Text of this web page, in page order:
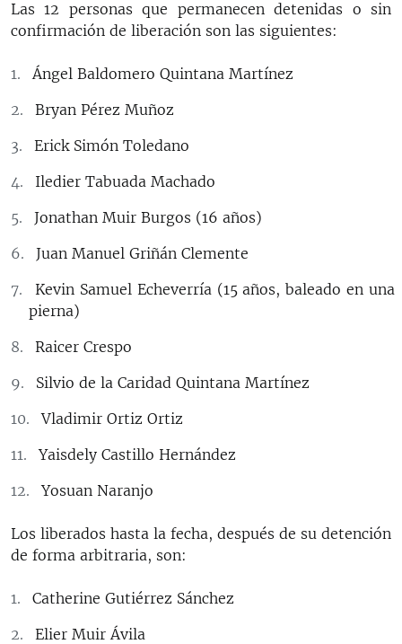
Las 12 personas que permanecen detenidas o sin
confirmación de liberación son las siguientes:
Ángel Baldomero Quintana Martínez
Bryan Pérez Muñoz
Erick Simón Toledano
Iledier Tabuada Machado
Jonathan Muir Burgos (16 años)
Juan Manuel Griñán Clemente
Kevin Samuel Echeverría (15 años, baleado en una
pierna)
Raicer Crespo
Silvio de la Caridad Quintana Martínez
Vladimir Ortiz Ortiz
Yaisdely Castillo Hernández
Yosuan Naranjo
Los liberados hasta la fecha, después de su detención
de forma arbitraria, son:
Catherine Gutiérrez Sánchez
Elier Muir Ávila